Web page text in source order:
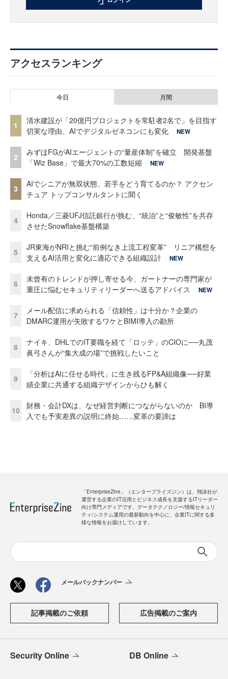
アクセスランキング
今日 月間
1
清水建設が「20億円プロジェクトを常駐者2名で」を目指す
切実な理由、AIでデジタルゼネコンにも変化
NEW
2
みずほFGがAIエージェントの“量産体制”を確立 開発基盤
「Wiz Base」で最大70%の工数短縮
NEW
3
AIでシニアが無双状態、若手をどう育てるのか？ アクセン
チュア トップコンサルタントに聞く
4
Honda／三菱UFJ信託銀行が挑む、“統治”と“俊敏性”を共存
させたSnowflake基盤構築
5
JR東海がNRIと挑む“前例なき上流工程変革” リニア構想を
支えるAI活用と変化に適応できる組織設計
NEW
6
未曾有のトレンドが押し寄せる今、ガートナーの専門家が
重圧に悩むセキュリティリーダーへ送るアドバイス
NEW
7
メール配信に求められる「信頼性」は十分か？企業の
DMARC運用が失敗するワケとBIMI導入の勘所
8
ナイキ、DHLでのIT要職を経て「ロッテ」のCIOに──丸茂
眞弓さんが“集大成の場”で挑戦したいこと
9
「分析はAIに任せる時代」に生き残るFP&A組織像──好業
績企業に共通する組織デザインからひも解く
10
財務・会計DXは、なぜ経営判断につながらないのか BI導
入でも予実差異の説明に終始……変革の要諦は
「EnterpriseZine」（エンタープライズジン）は、翔泳社が
運営する企業のIT活用とビジネス成長を支援するITリーダー
向け専門メディアです。データテクノロジー/情報セキュリ
ティ/システム運用の最新動向を中心に、企業ITに関する多
様な情報をお届けしています。
メールバックナンバー
記事掲載のご依頼 広告掲載のご案内
Security Online DB Online